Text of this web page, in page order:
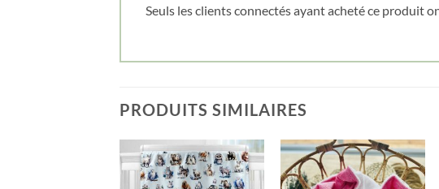
Seuls les clients connectés ayant acheté ce produit
PRODUITS SIMILAIRES